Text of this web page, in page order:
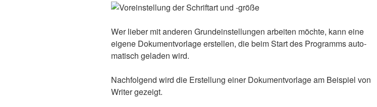
Wer lie­ber mit ande­ren Grund­ein­stel­lun­gen arbei­ten möch­te, kann eine
eige­ne Doku­ment­vor­la­ge erstel­len, die beim Start des Pro­gramms auto­
ma­tisch gela­den wird.
Nach­fol­gend wird die Erstel­lung einer Doku­ment­vor­la­ge am Bei­spiel von
Wri­ter gezeigt.